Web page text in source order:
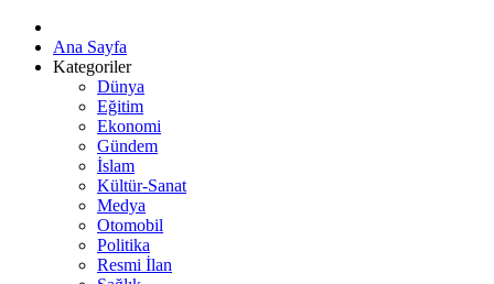
Ana Sayfa
Kategoriler
Dünya
Eğitim
Ekonomi
Gündem
İslam
Kültür-Sanat
Medya
Otomobil
Politika
Resmi İlan